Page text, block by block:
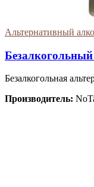
Альтернативный
Безалкогольная
Производитель: